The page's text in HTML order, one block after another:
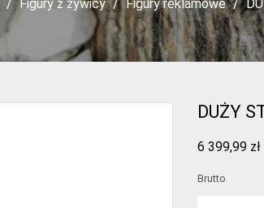
Figury z żywicy Figury reklamowe
DUŻY
6 399,99 zł
Brutto